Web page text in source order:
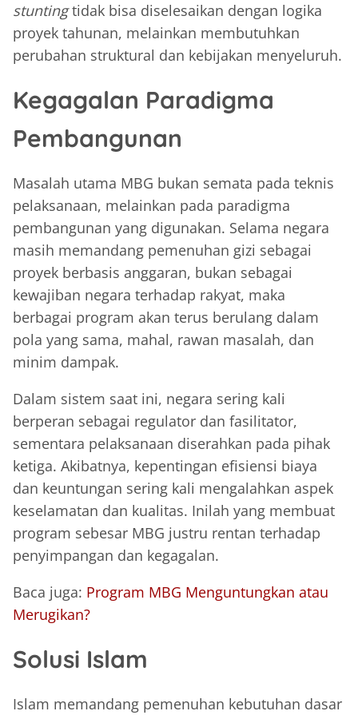
stuntingtidak bisa diselesaikan dengan logika
proyek tahunan, melainkan membutuhkan
perubahan struktural dan kebijakan menyeluruh.
Kegagalan Paradigma
Pembangunan
Masalah utama MBG bukan semata pada teknis
pelaksanaan, melainkan pada paradigma
pembangunan yang digunakan. Selama negara
masih memandang pemenuhan gizi sebagai
proyek berbasis anggaran, bukan sebagai
kewajiban negara terhadap rakyat, maka
berbagai program akan terus berulang dalam
pola yang sama, mahal, rawan masalah, dan
minim dampak.
Dalam sistem saat ini, negara sering kali
berperan sebagai regulator dan fasilitator,
sementara pelaksanaan diserahkan pada pihak
ketiga. Akibatnya, kepentingan efisiensi biaya
dan keuntungan sering kali mengalahkan aspek
keselamatan dan kualitas. Inilah yang membuat
program sebesar MBG justru rentan terhadap
penyimpangan dan kegagalan.
Baca juga: Program MBG Menguntungkan atau
Merugikan?
Solusi Islam
Islam memandang pemenuhan kebutuhan dasar